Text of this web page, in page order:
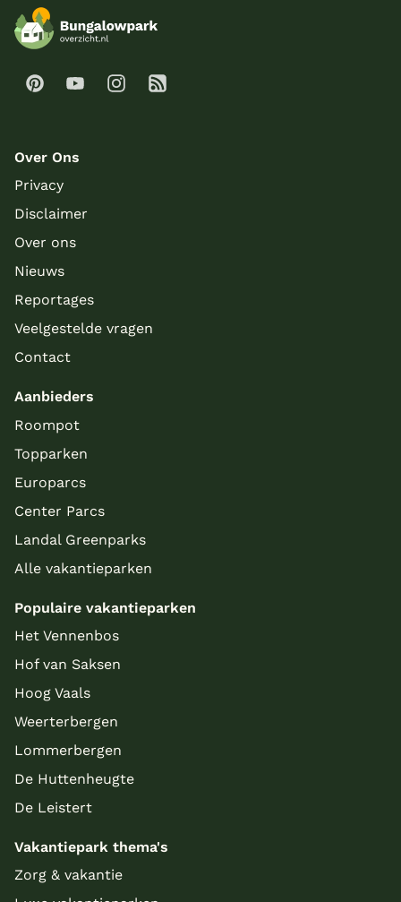
Over Ons
Privacy
Disclaimer
Over ons
Nieuws
Reportages
Veelgestelde vragen
Contact
Aanbieders
Roompot
Topparken
Europarcs
Center Parcs
Landal Greenparks
Alle vakantieparken
Populaire vakantieparken
Het Vennenbos
Hof van Saksen
Hoog Vaals
Weerterbergen
Lommerbergen
De Huttenheugte
De Leistert
Vakantiepark thema's
Zorg & vakantie